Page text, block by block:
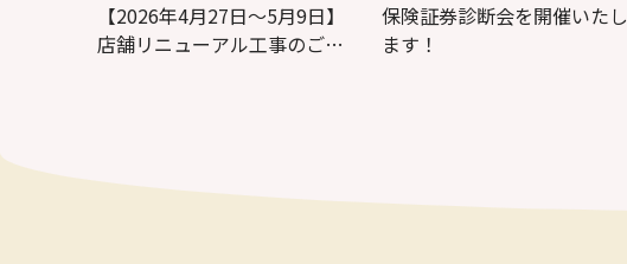
【2026年4月27日～5月9日】
店舗リニューアル工事のご案
保険証券診断会を開催いたし
ます！